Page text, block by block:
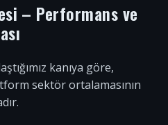
– Performans ve
kanıya göre,
sektör ortalamasının